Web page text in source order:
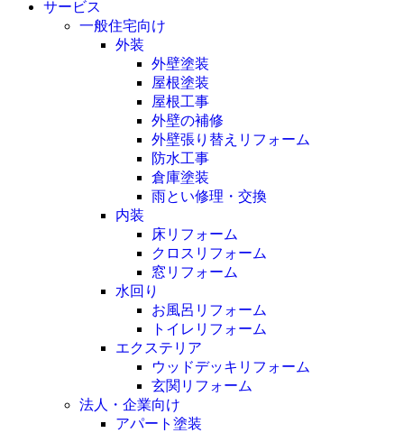
サービス
一般住宅向け
外装
外壁塗装
屋根塗装
屋根工事
外壁の補修
外壁張り替えリフォーム
防水工事
倉庫塗装
雨とい修理・交換
内装
床リフォーム
クロスリフォーム
窓リフォーム
水回り
お風呂リフォーム
トイレリフォーム
エクステリア
ウッドデッキリフォーム
玄関リフォーム
法人・企業向け
アパート塗装